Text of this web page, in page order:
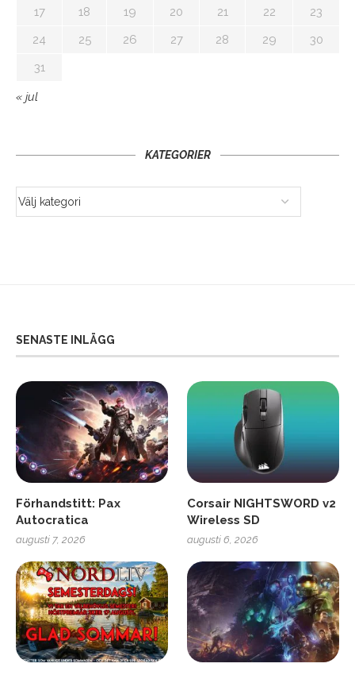
17
18 19 20 21 22
23
24
25 26 27 28 29
30
31
« jul
KATEGORIER
SENASTE INLÄGG
Förhandstitt: Pax
Autocratica
augusti 7, 2026
Corsair NIGHTSWORD v2
Wireless SD
augusti 6, 2026